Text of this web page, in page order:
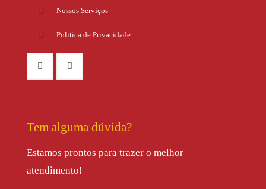
Nossos Serviços
Politica de Privacidade
Tem alguma dúvida?
Estamos prontos para trazer o melhor
atendimento!